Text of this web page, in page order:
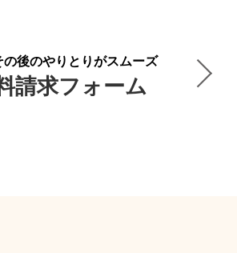
後のやりとりがスムーズ
請求フォーム